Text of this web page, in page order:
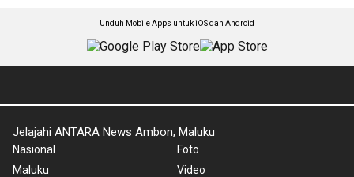
Unduh Mobile Apps untuk iOS dan Android
Jelajahi ANTARA News Ambon, Maluku
Nasional
Maluku
Foto
Video